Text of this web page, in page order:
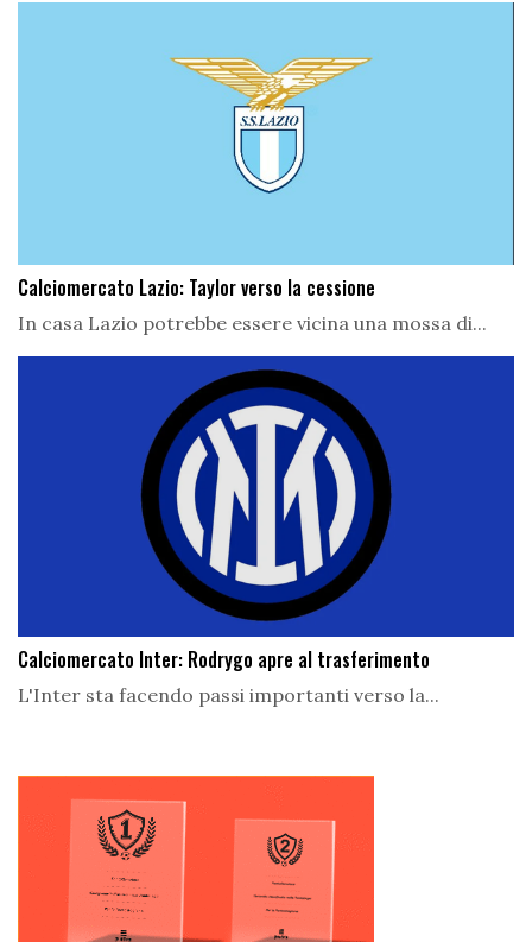
Calciomercato Lazio: Taylor verso la cessione
In casa Lazio potrebbe essere vicina una mossa di...
Calciomercato Inter: Rodrygo apre al trasferimento
L'Inter sta facendo passi importanti verso la...